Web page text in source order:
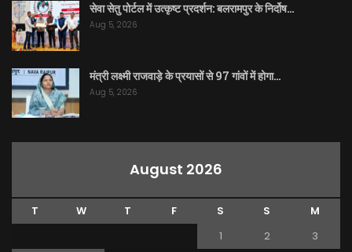
सेवा सेतु पोर्टल में उत्कृष्ट प्रदर्शन: बलरामपुर के निर्दोष…
Aug 5, 2026
मंत्री लक्ष्मी राजवाड़े के प्रयासों से 97 गांवों में होगा…
Aug 5, 2026
August 2026
T W T F S S
M
1
2 3